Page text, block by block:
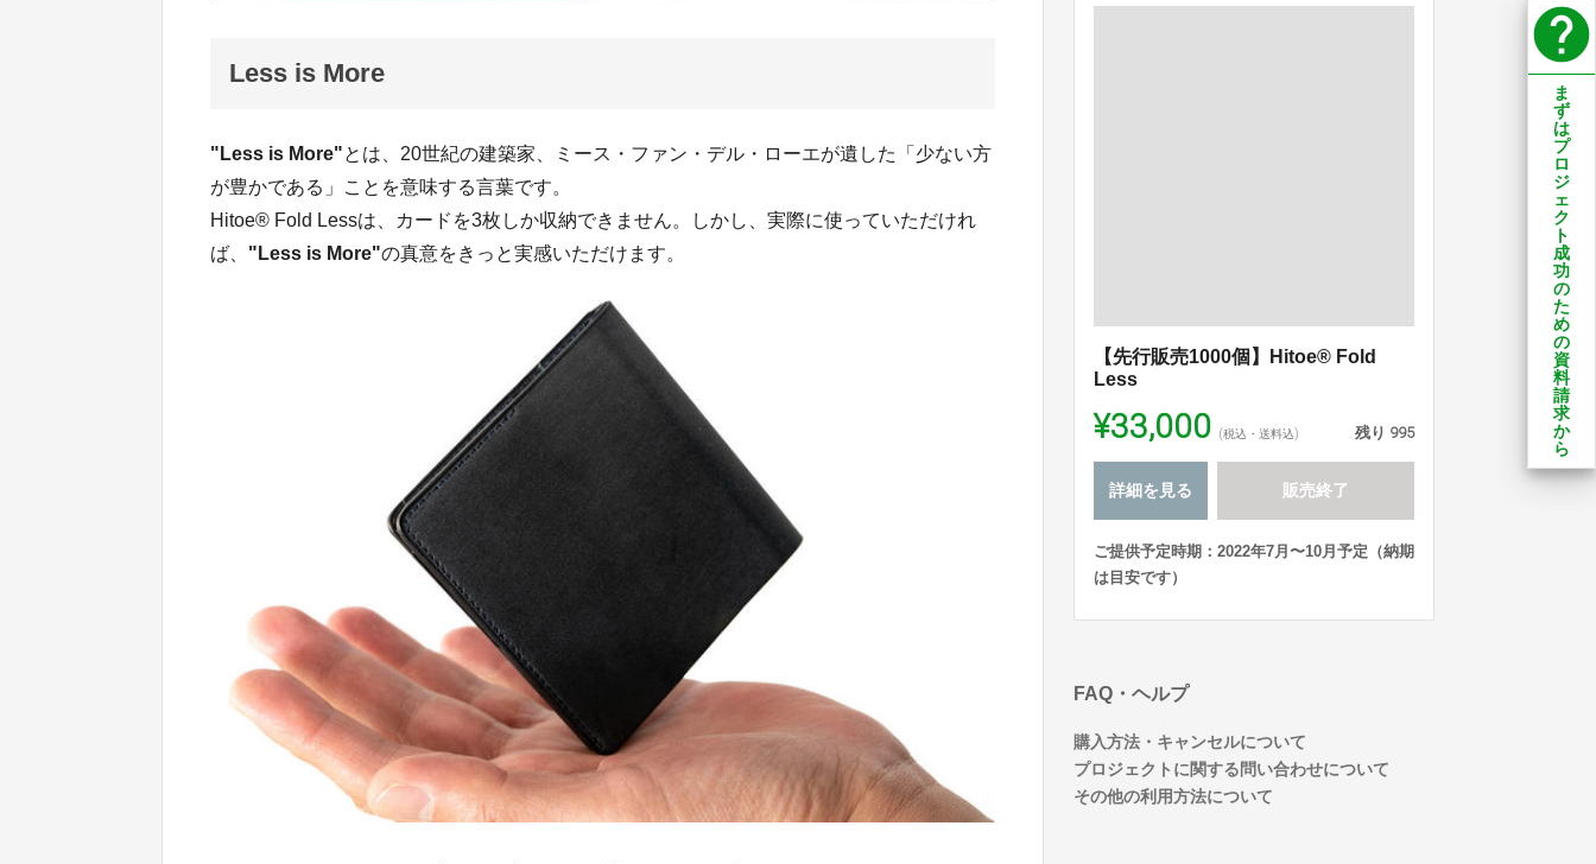
Less is More
"Less is More"とは、20世紀の建築家、ミース・ファン・デル・ローエが遺した「少ない方
が豊かである」ことを意味する言葉です。
Hitoe® Fold Lessは、カードを3枚しか収納できません。しかし、実際に使っていただけれ
ば、 "Less is More"の真意をきっと実感いただけます。
【先行販売1000個】Hitoe® Fold
Less
¥33,000 (税込・送料込) 残り 995
詳細を見る 販売終了
ご提供予定時期：2022年7月〜10月予定（納期
は目安です）
FAQ・ヘルプ
購入方法・キャンセルについて
プロジェクトに関する問い合わせについて
その他の利用方法について
help
ま
ず
は
プ
ロ
ジ
ェ
ク
ト
成
功
の
た
め
の
資
料
請
求
か
ら